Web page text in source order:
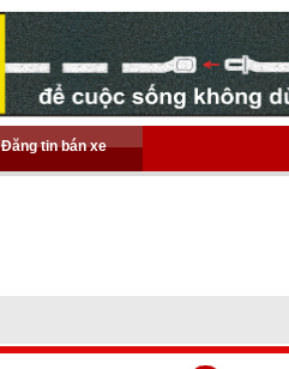
Đăng tin bán xe